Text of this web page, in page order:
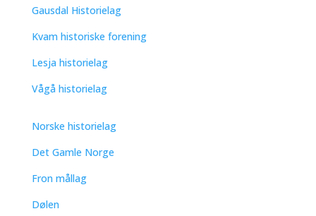
Gausdal Historielag
Kvam historiske forening
Lesja historielag
Vågå historielag
Norske historielag
Det Gamle Norge
Fron mållag
Dølen